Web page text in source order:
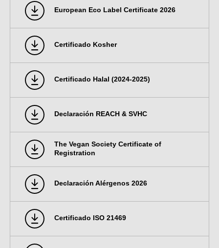
European Eco Label Certificate 2026
Certificado Kosher
Certificado Halal (2024-2025)
Declaración REACH & SVHC
The Vegan Society Certificate of
Registration
Declaración Alérgenos 2026
Certificado ISO 21469